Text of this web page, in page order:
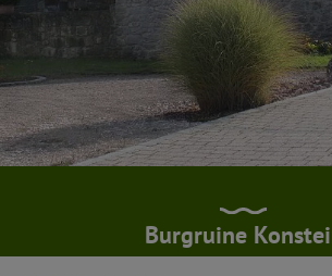
Burgruine